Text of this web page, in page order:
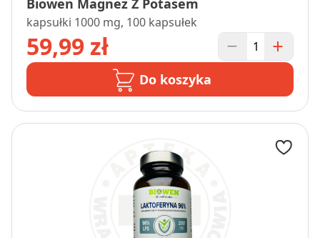
Biowen Magnez Z Potasem
kapsułki 1000 mg, 100 kapsułek
59,99 zł
Do koszyka